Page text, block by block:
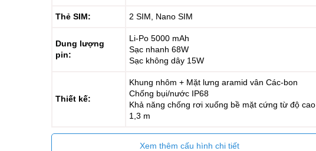
Thẻ SIM: 2 SIM, Nano SIM
Dung lượng
pin:
Li-Po 5000 mAh
Sạc nhanh 68W
Sạc không dây 15W
Thiết kế:
Khung nhôm + Mặt lưng aramid vân Các-bon
Chống bụi/nước IP68
Khả năng chống rơi xuống bề mặt cứng từ độ cao
1,3 m
Xem thêm cấu hình chi tiết